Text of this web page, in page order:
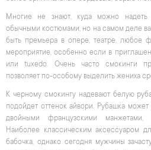
Многие не знают, куда можно надеть
обычными костюмами, но на самом деле
быть премьера в опере, театре, любое
мероприятие, особенно если в
или tuxedo. Очень часто смокинги
позволяет по-особому выделить жениха
К черному смокингу надевают белую
подойдет оттенок айвори. Рубашка
двойными французскими манжетами,
Наиболее классическим аксессуаром
бабочка, однако сегодня мужчины